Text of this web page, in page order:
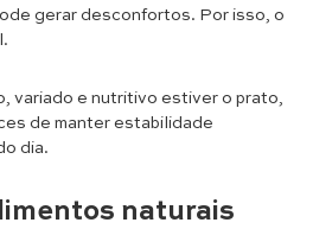
gerar desconfortos. Por isso, o
variado e nutritivo estiver o prato,
de manter estabilidade
dia.
naturais